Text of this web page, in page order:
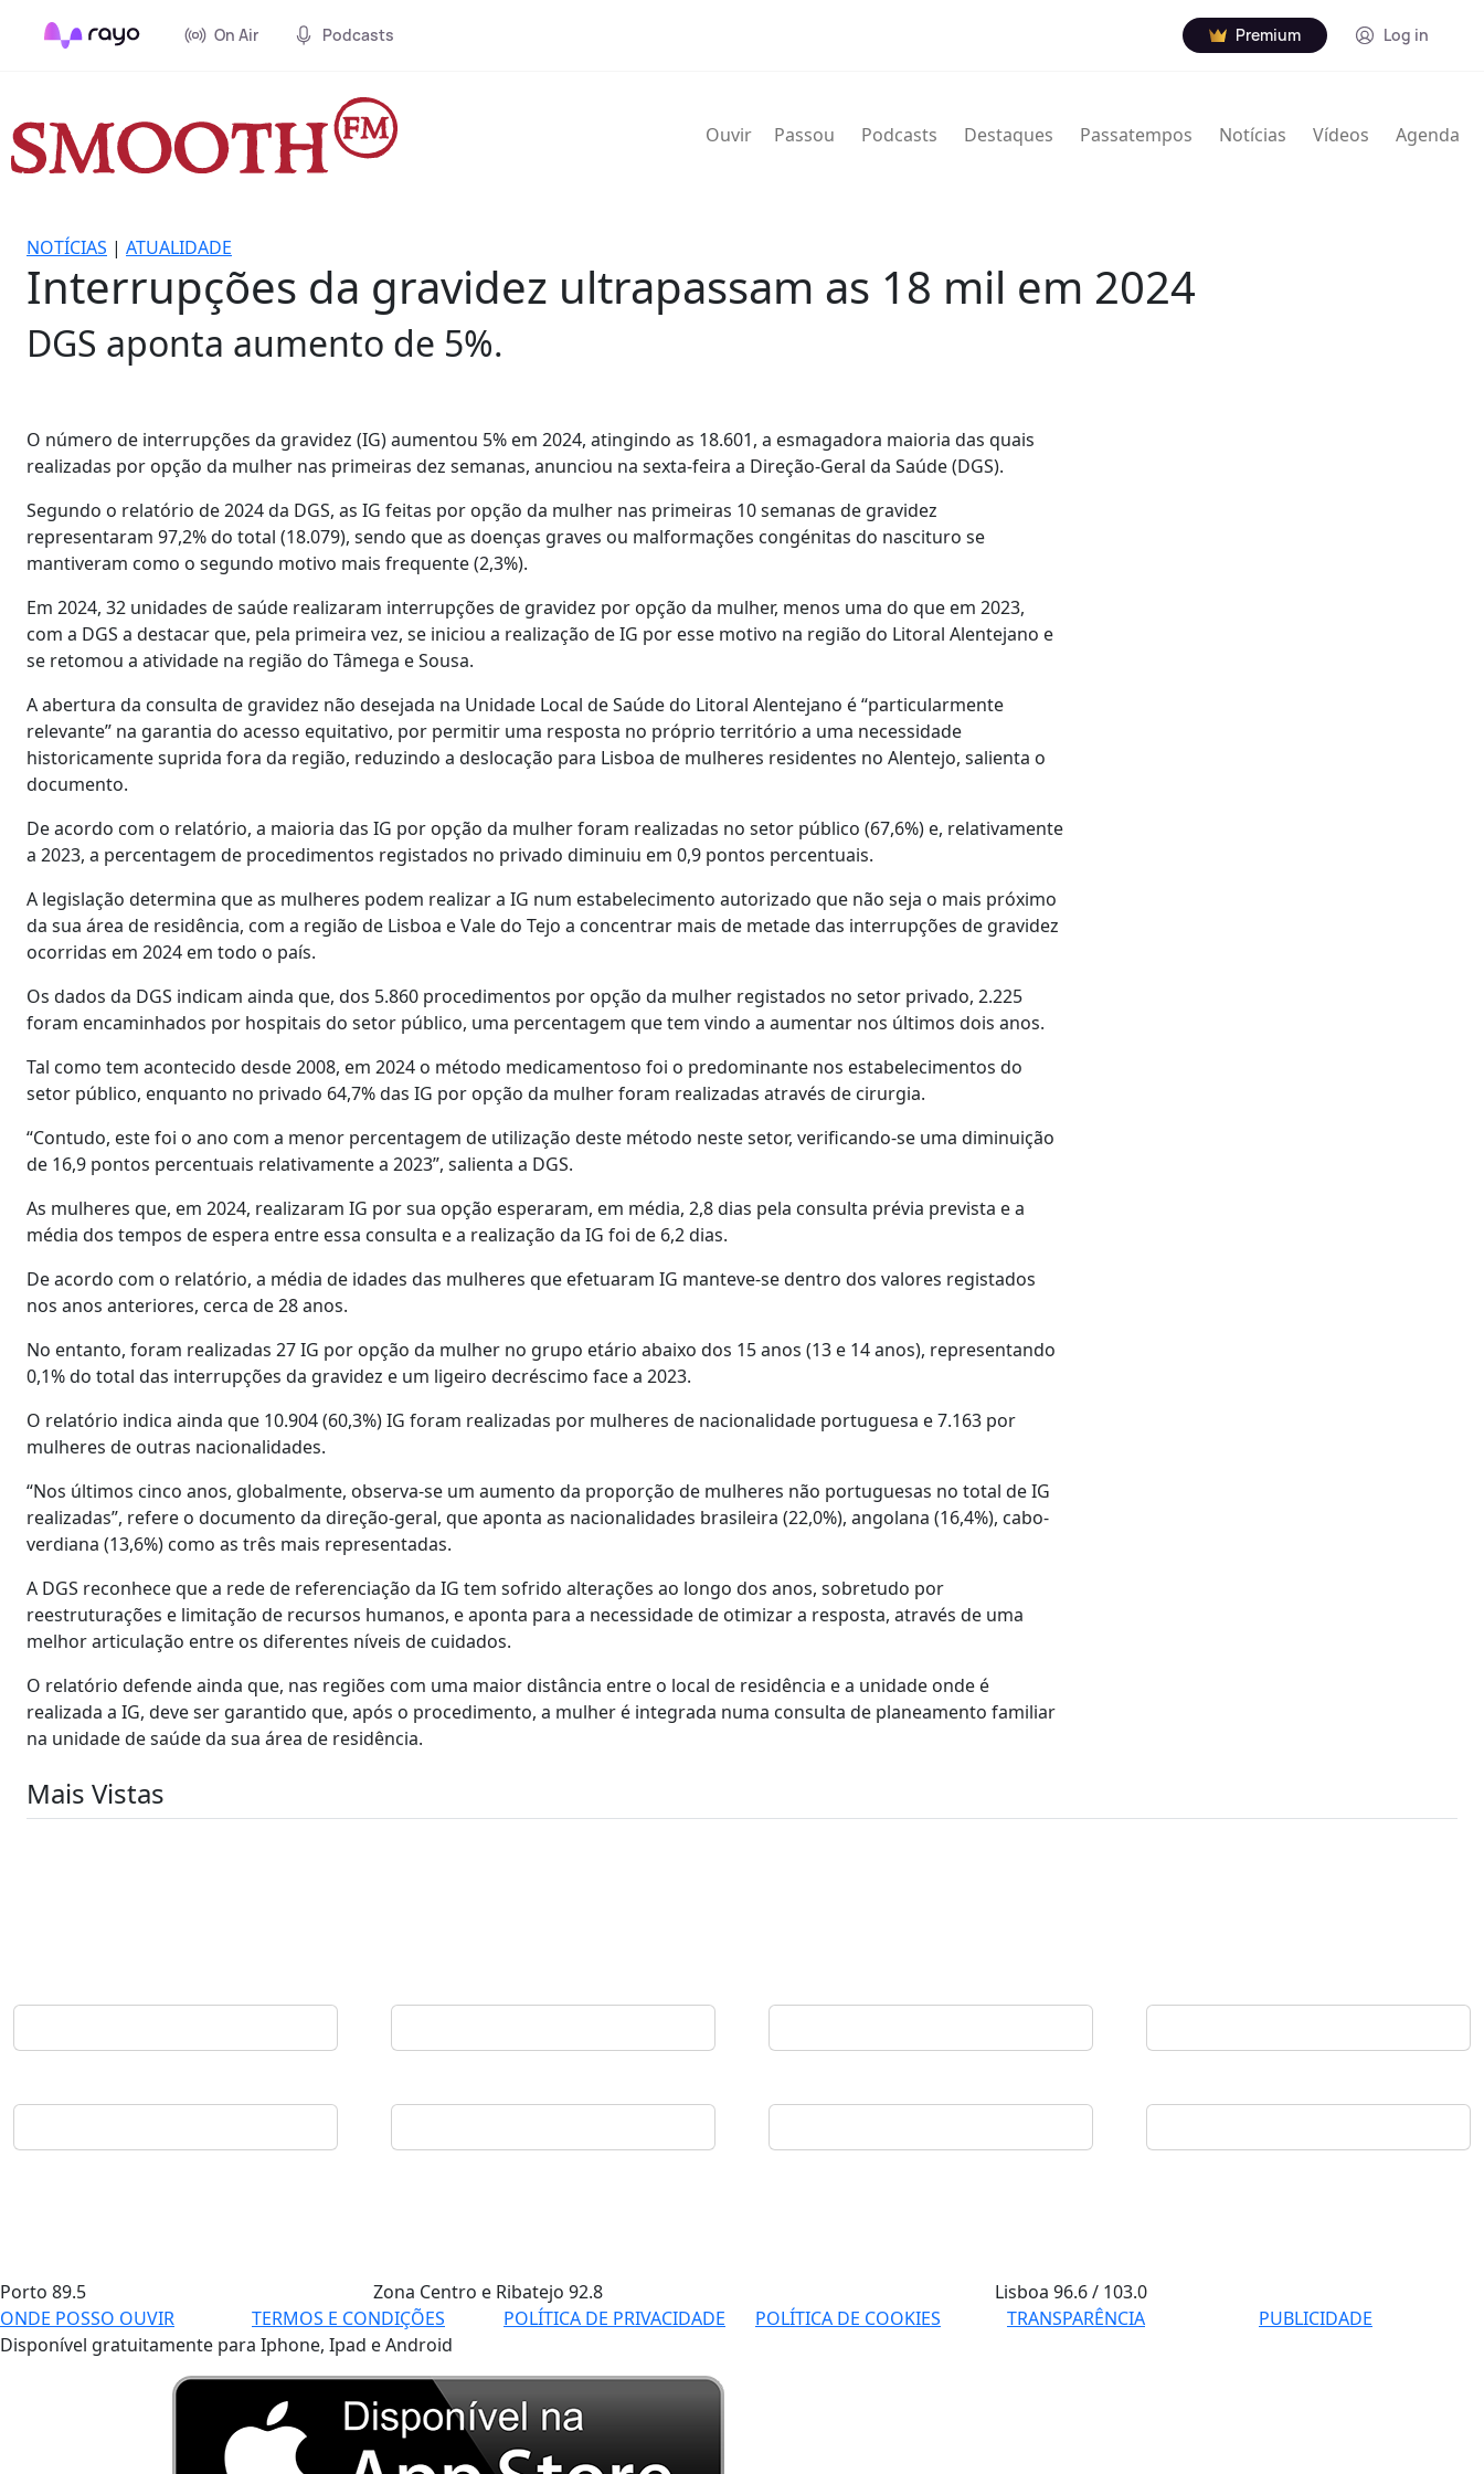
On Air Podcasts Premium Log in
Ouvir Passou Podcasts Destaques Passatempos Notícias Vídeos Agenda
NOTÍCIAS | ATUALIDADE
Interrupções da gravidez ultrapassam as 18 mil em 2024
DGS aponta aumento de 5%.
O número de interrupções da gravidez (IG) aumentou 5% em 2024, atingindo as 18.601, a esmagadora maioria das quais
realizadas por opção da mulher nas primeiras dez semanas, anunciou na sexta-feira a Direção-Geral da Saúde (DGS).
Segundo o relatório de 2024 da DGS, as IG feitas por opção da mulher nas primeiras 10 semanas de gravidez
representaram 97,2% do total (18.079), sendo que as doenças graves ou malformações congénitas do nascituro se
mantiveram como o segundo motivo mais frequente (2,3%).
Em 2024, 32 unidades de saúde realizaram interrupções de gravidez por opção da mulher, menos uma do que em 2023,
com a DGS a destacar que, pela primeira vez, se iniciou a realização de IG por esse motivo na região do Litoral Alentejano e
se retomou a atividade na região do Tâmega e Sousa.
A abertura da consulta de gravidez não desejada na Unidade Local de Saúde do Litoral Alentejano é “particularmente
relevante” na garantia do acesso equitativo, por permitir uma resposta no próprio território a uma necessidade
historicamente suprida fora da região, reduzindo a deslocação para Lisboa de mulheres residentes no Alentejo, salienta o
documento.
De acordo com o relatório, a maioria das IG por opção da mulher foram realizadas no setor público (67,6%) e, relativamente
a 2023, a percentagem de procedimentos registados no privado diminuiu em 0,9 pontos percentuais.
A legislação determina que as mulheres podem realizar a IG num estabelecimento autorizado que não seja o mais próximo
da sua área de residência, com a região de Lisboa e Vale do Tejo a concentrar mais de metade das interrupções de gravidez
ocorridas em 2024 em todo o país.
Os dados da DGS indicam ainda que, dos 5.860 procedimentos por opção da mulher registados no setor privado, 2.225
foram encaminhados por hospitais do setor público, uma percentagem que tem vindo a aumentar nos últimos dois anos.
Tal como tem acontecido desde 2008, em 2024 o método medicamentoso foi o predominante nos estabelecimentos do
setor público, enquanto no privado 64,7% das IG por opção da mulher foram realizadas através de cirurgia.
“Contudo, este foi o ano com a menor percentagem de utilização deste método neste setor, verificando-se uma diminuição
de 16,9 pontos percentuais relativamente a 2023”, salienta a DGS.
As mulheres que, em 2024, realizaram IG por sua opção esperaram, em média, 2,8 dias pela consulta prévia prevista e a
média dos tempos de espera entre essa consulta e a realização da IG foi de 6,2 dias.
De acordo com o relatório, a média de idades das mulheres que efetuaram IG manteve-se dentro dos valores registados
nos anos anteriores, cerca de 28 anos.
No entanto, foram realizadas 27 IG por opção da mulher no grupo etário abaixo dos 15 anos (13 e 14 anos), representando
0,1% do total das interrupções da gravidez e um ligeiro decréscimo face a 2023.
O relatório indica ainda que 10.904 (60,3%) IG foram realizadas por mulheres de nacionalidade portuguesa e 7.163 por
mulheres de outras nacionalidades.
“Nos últimos cinco anos, globalmente, observa-se um aumento da proporção de mulheres não portuguesas no total de IG
realizadas”, refere o documento da direção-geral, que aponta as nacionalidades brasileira (22,0%), angolana (16,4%), cabo-
verdiana (13,6%) como as três mais representadas.
A DGS reconhece que a rede de referenciação da IG tem sofrido alterações ao longo dos anos, sobretudo por
reestruturações e limitação de recursos humanos, e aponta para a necessidade de otimizar a resposta, através de uma
melhor articulação entre os diferentes níveis de cuidados.
O relatório defende ainda que, nas regiões com uma maior distância entre o local de residência e a unidade onde é
realizada a IG, deve ser garantido que, após o procedimento, a mulher é integrada numa consulta de planeamento familiar
na unidade de saúde da sua área de residência.
Mais Vistas
Porto 89.5 Zona Centro e Ribatejo 92.8 Lisboa96.6 / 103.0
ONDE POSSO OUVIR
TERMOS E CONDIÇÕES POLÍTICA DE PRIVACIDADE POLÍTICA DE COOKIES TRANSPARÊNCIA
PUBLICIDADE
Disponível gratuitamente para Iphone, Ipad e Android